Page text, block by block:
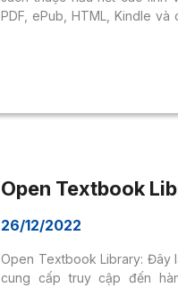
PDF, ePub, HTML, Kindle và
được xây dựng để tạo điều
điện tử trực tuyến miễn
Open Textbook
26/12/2022
Open Textbook Library: Đây
cung cấp truy cập đến